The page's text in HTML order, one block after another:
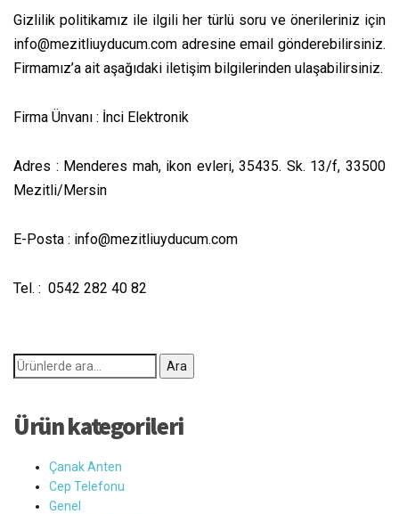
Gizlilik politikamız ile ilgili her türlü soru ve önerileriniz için
info@mezitliuyducum.com adresine email gönderebilirsiniz.
Firmamız’a ait aşağıdaki iletişim bilgilerinden ulaşabilirsiniz.
Firma Ünvanı : İnci Elektronik
Adres : Menderes mah, ikon evleri, 35435. Sk. 13/f, 33500
Mezitli/Mersin
E-Posta : info@mezitliuyducum.com
Tel. : 0542 282 40 82
Ara: Ara
Ürün kategorileri
Çanak Anten
Cep Telefonu
Genel